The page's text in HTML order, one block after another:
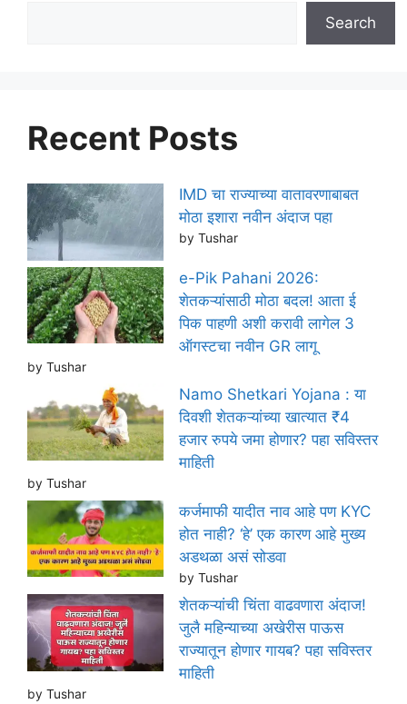
Search
Recent Posts
IMD चा राज्याच्या वातावरणाबाबत
मोठा इशारा नवीन अंदाज पहा
by Tushar
e-Pik Pahani 2026:
शेतकऱ्यांसाठी मोठा बदल! आता ई
पिक पाहणी अशी करावी लागेल 3
ऑगस्टचा नवीन GR लागू
by Tushar
Namo Shetkari Yojana : या
दिवशी शेतकऱ्यांच्या खात्यात ₹4
हजार रुपये जमा होणार? पहा सविस्तर
माहिती
by Tushar
कर्जमाफी यादीत नाव आहे पण KYC
होत नाही? ‘हे’ एक कारण आहे मुख्य
अडथळा असं सोडवा
by Tushar
शेतकऱ्यांची चिंता वाढवणारा अंदाज!
जुलै महिन्याच्या अखेरीस पाऊस
राज्यातून होणार गायब? पहा सविस्तर
माहिती
by Tushar